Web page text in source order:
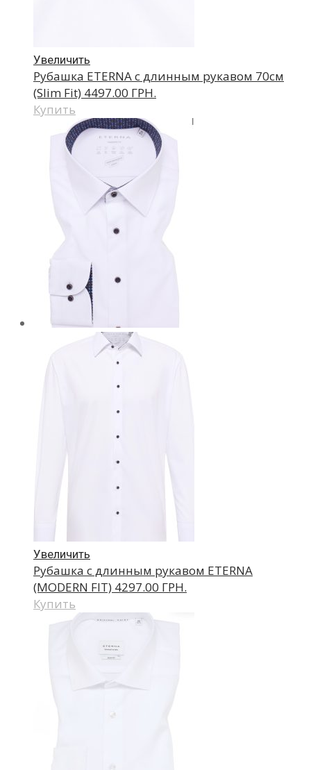
Увеличить
Рубашка ETERNA с длинным рукавом 70см
(Slim Fit) 4497.00 ГРН.
Купить
Увеличить
Рубашка с длинным рукавом ETERNA
(MODERN FIT) 4297.00 ГРН.
Купить